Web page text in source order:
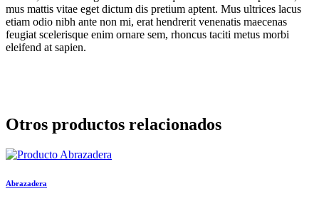
mus mattis vitae eget dictum dis pretium aptent. Mus ultrices lacus
etiam odio nibh ante non mi, erat hendrerit venenatis maecenas
feugiat scelerisque enim ornare sem, rhoncus taciti metus morbi
eleifend at sapien.
Otros productos relacionados
Abrazadera